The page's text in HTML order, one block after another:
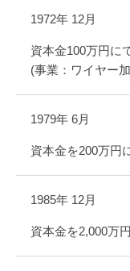
1972年 12月
資本金100万円に
(事業：ワイヤー
1979年 6月
資本金を200万円
1985年 12月
資本金を2,000万